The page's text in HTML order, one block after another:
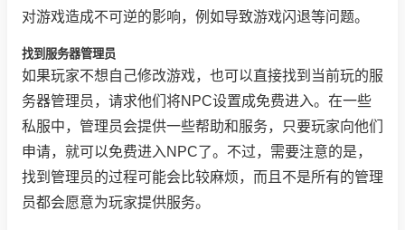
对游戏造成不可逆的影响，例如导致游戏闪退等问题。
找到服务器管理员
如果玩家不想自己修改游戏，也可以直接找到当前玩的服
务器管理员，请求他们将NPC设置成免费进入。在一些
私服中，管理员会提供一些帮助和服务，只要玩家向他们
申请，就可以免费进入NPC了。不过，需要注意的是，
找到管理员的过程可能会比较麻烦，而且不是所有的管理
员都会愿意为玩家提供服务。